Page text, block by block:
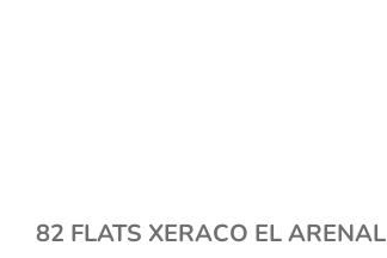
82 FLATS XERACO EL ARENAL